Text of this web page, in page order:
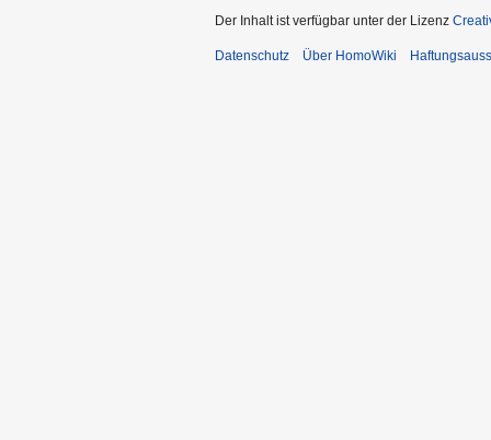
Der Inhalt ist verfügbar unter der Lizenz
Datenschutz Über HomoWiki